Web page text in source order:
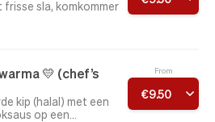
sla, komkommer
💛 (chef’s
kip (halal) met een
op een
From
€9.50